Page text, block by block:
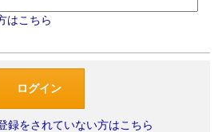
はこちら
録をされていない方はこちら